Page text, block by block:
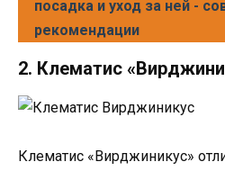
посадка и уход за ней -
рекомендации
2. Клематис
Клематис «Вирджиникус»